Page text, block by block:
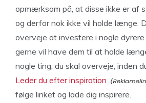
opmærksom på, at disse ikke er af
og derfor nok ikke vil holde længe.
overveje at investere i nogle dyrere
gerne vil have dem til at holde
nogle ting, du skal overveje, inden
Leder du efter inspiration
følge linket og lade dig inspirere.